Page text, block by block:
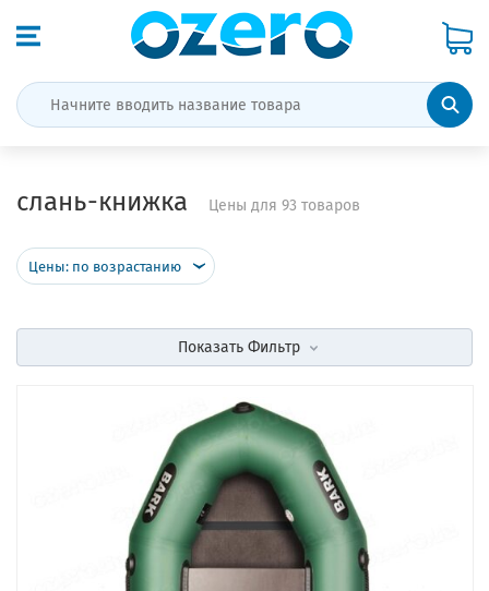
слань-книжка Цены для 93 товаров
Цены: по возрастанию
ПоказатьФильтр